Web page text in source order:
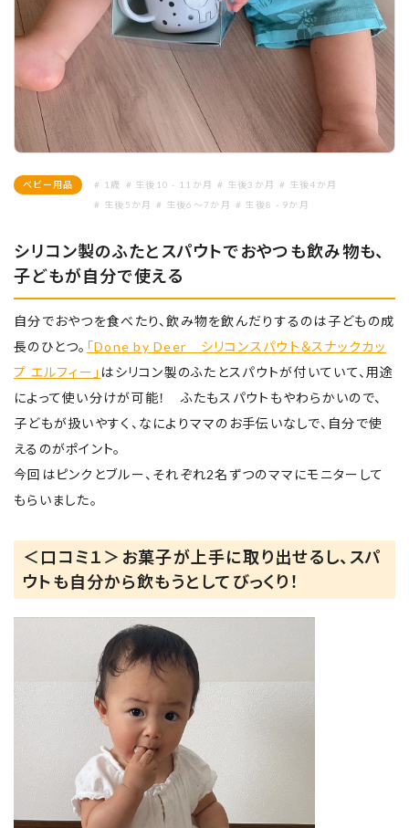
ベビー用品 # 1歳 # 生後10 - 11か月 # 生後3か月
# 生後4か月
# 生後5か月
# 生後6～7か月 # 生後8 - 9か月
シリコン製のふたとスパウトでおやつも飲み物も、
子どもが自分で使える
自分でおやつを食べたり、飲み物を飲んだりするのは子どもの成
長のひとつ。 「Done by Deer シリコンスパウト＆スナックカッ
プ エルフィー」 はシリコン製のふたとスパウトが付いていて、用途
によって使い分けが可能！ ふたもスパウトもやわらかいので、
子どもが扱いやすく、なによりママのお手伝いなしで、自分で使
えるのがポイント。
今回はピンクとブルー、それぞれ2名ずつのママにモニターして
もらいました。
＜口コミ１＞お菓子が上手に取り出せるし、スパ
ウトも自分から飲もうとしてびっくり！